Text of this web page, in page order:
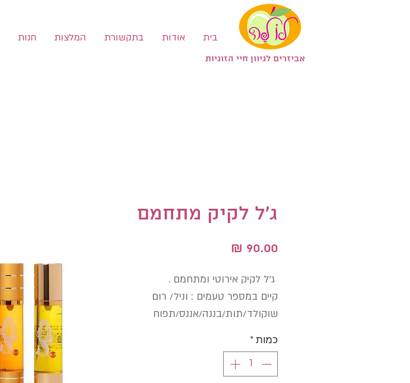
בית אודות בתקשורת המלצות חנות
אביזרים לגיוון חיי הזוגיות
ג'ל לקיק מתחמם
ג'ל לקיק אירוטי ומתחמם .
קיים במספר טעמים : וניל/ רום
שוקולד/תות/בננה/אננס/תפוח
כמות *